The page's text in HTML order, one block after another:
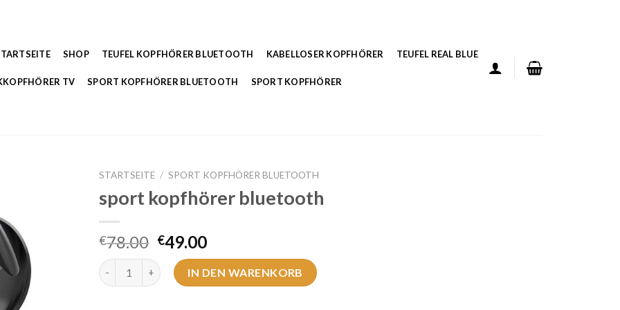
SHOP TEUFEL KOPFHÖRER BLUETOOTH KABELLOSER KOPFHÖRER TEUFEL REAL BLUE
TV SPORT KOPFHÖRER BLUETOOTH SPORT KOPFHÖRER
STARTSEITE / SPORT KOPFHÖRER BLUETOOTH
sport kopfhörer bluetooth
€78.00 €49.00
sport kopfhörer bluetooth Menge
IN DEN WARENKORB